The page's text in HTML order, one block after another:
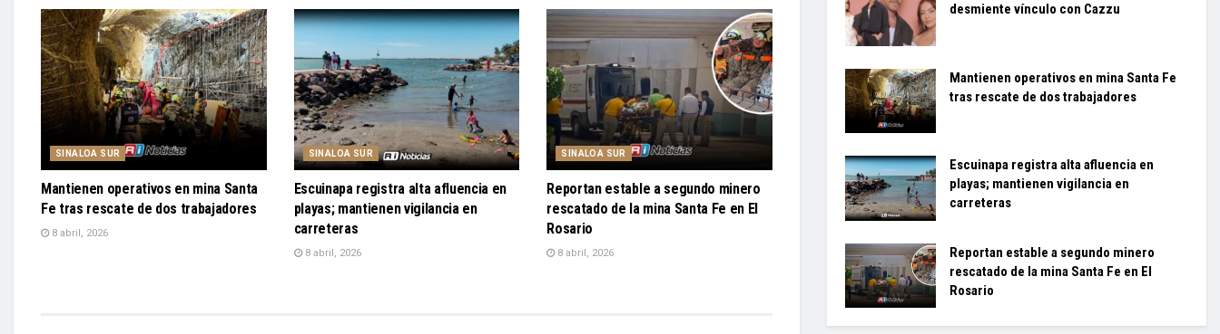
SINALOA SUR
Mantienen operativos en mina Santa
Fe tras rescate de dos trabajadores
8 abril, 2026
SINALOA SUR
Escuinapa registra alta afluencia en
playas; mantienen vigilancia en
carreteras
8 abril, 2026
SINALOA SUR
Reportan estable a segundo minero
rescatado de la mina Santa Fe en El
Rosario
8 abril, 2026
desmiente vínculo con Cazzu
Mantienen operativos en mina Santa Fe
tras rescate de dos trabajadores
Escuinapa registra alta afluencia en
playas; mantienen vigilancia en
carreteras
Reportan estable a segundo minero
rescatado de la mina Santa Fe en El
Rosario